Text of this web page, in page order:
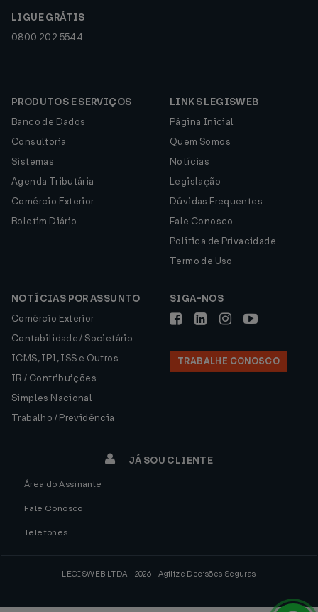
LIGUE GRÁTIS
0800 202 5544
PRODUTOS E SERVIÇOS
Banco de Dados
Consultoria
Sistemas
Agenda Tributária
Comércio Exterior
Boletim Diário
LINKS LEGISWEB
Página Inicial
Quem Somos
Notícias
Legislação
Dúvidas Frequentes
Fale Conosco
Política de Privacidade
Termo de Uso
NOTÍCIAS POR ASSUNTO
Comércio Exterior
Contabilidade / Societário
ICMS, IPI, ISS e Outros
IR / Contribuições
Simples Nacional
Trabalho / Previdência
SIGA-NOS
TRABALHE CONOSCO
JÁ SOU CLIENTE
Área do Assinante
Fale Conosco
Telefones
LEGISWEB LTDA - 2026 - Agilize Decisões Seguras